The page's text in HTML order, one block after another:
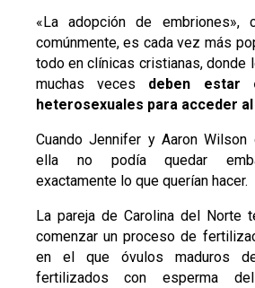
«La adopción de embriones»,
comúnmente, es cada vez más
todo en clínicas cristianas, donde
muchas veces deben estar
heterosexuales para acceder
Cuando Jennifer y Aaron Wilson
ella no podía quedar
exactamente lo que querían hacer.
La pareja de Carolina del Norte
comenzar un proceso de
en el que óvulos maduros
fertilizados con esperma